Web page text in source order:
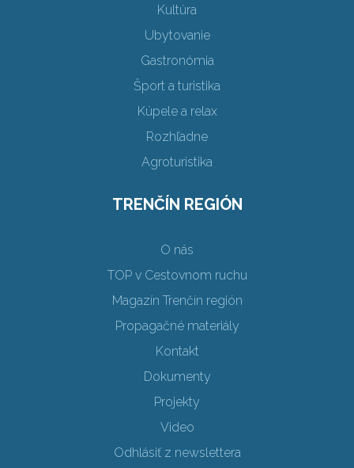
Kultúra
Ubytovanie
Gastronómia
Šport a turistika
Kúpele a relax
Rozhľadne
Agroturistika
TRENČÍN REGIÓN
O nás
TOP v Cestovnom ruchu
Magazín Trenčín región
Propagačné materiály
Kontakt
Dokumenty
Projekty
Video
Odhlásiť z newslettera